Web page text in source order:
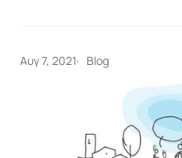
Αυγ 7, 2021 Blog